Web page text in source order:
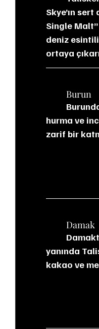
Skye’ın
Single
deniz
ortaya
	Burun
hurma ve
zarif bir
	Damak
yanında
kakao ve